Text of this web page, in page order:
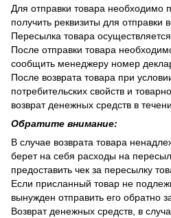
Для отправки товара необходимо
получить реквизиты для отправки
Пересылка товара осуществляется
После отправки товара
сообщить менеджеру номер
После возврата товара при
потребительских свойств и
возврат денежных средств в
Обратите внимание:
В случае возврата товара
берет на себя расходы на
предоставить чек за пересылку
Если присланный товар не
вынужден отправить его обратно
Возврат денежных средств, в